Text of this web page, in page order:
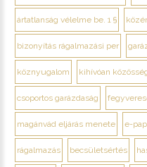
ártatlanság vélelme be. 1 §
bizonyítás rágalmazási per
köznyugalom kihívóan
csoportos garázdaság
magánvád eljárás menete e-
rágalmazás becsületsértés